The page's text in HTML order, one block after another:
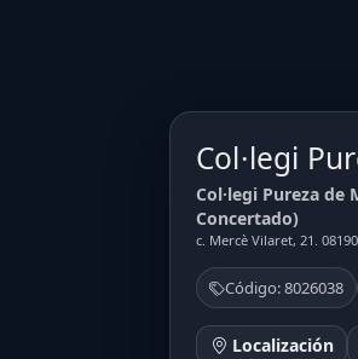
Col·legi
Col·legi Pureza de
Concertado)
c. Mercè Vilaret, 21.
Código: 8026038
Localización